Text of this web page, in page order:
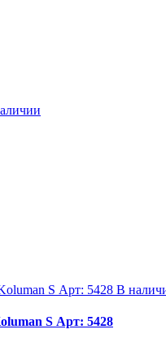
В
S Арт: 5428